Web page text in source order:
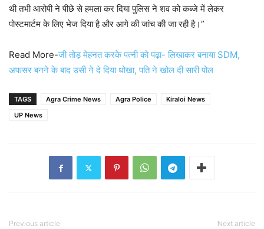
थी तभी आरोपी ने पीछे से हमला कर दिया पुलिस ने शव को कब्जे में लेकर
पोस्टमार्टम के लिए भेज दिया है और आगे की जांच की जा रही है।”
Read More-जी तोड़ मेहनत करके पत्नी को पढ़ा- लिखाकर बनाया SDM,
अफसर बनने के बाद उसी ने दे दिया धोखा, पति ने खोल दी सारी पोल
TAGS Agra Crime News Agra Police
Kiraloi News
UP News
Previous article Next article